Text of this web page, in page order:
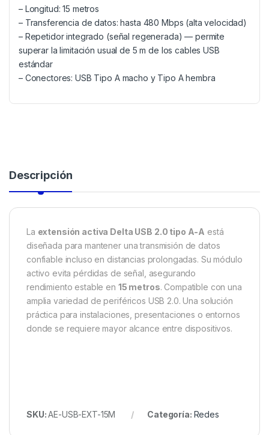
– Longitud: 15 metros
– Transferencia de datos: hasta 480 Mbps (alta velocidad)
– Repetidor integrado (señal regenerada) — permite
superar la limitación usual de 5 m de los cables USB
estándar
– Conectores: USB Tipo A macho y Tipo A hembra
Descripción
La extensión activa Delta USB 2.0 tipo A-A está
diseñada para mantener una transmisión de datos
confiable incluso en distancias prolongadas. Su módulo
activo evita pérdidas de señal, asegurando
rendimiento estable en 15 metros. Compatible con una
amplia variedad de periféricos USB 2.0. Una solución
práctica para instalaciones, presentaciones o entornos
donde se requiere mayor alcance entre dispositivos.
SKU:AE-USB-EXT-15M Categoría: Redes